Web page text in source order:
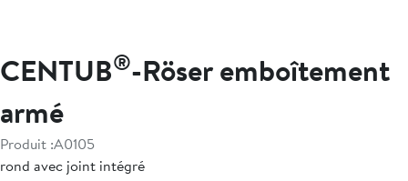
CENTUB®-Röser emboîtement
armé
Produit :A0105
rond avec joint intégré